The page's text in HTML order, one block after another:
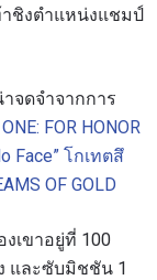
าชิงตำแหน่งแชมป์
จดจำจากการ
ONE: FOR HONOR
Face” โกเทตสึ
OF GOLD
เขาอยู่ที่ 100
และซับมิชชัน 1